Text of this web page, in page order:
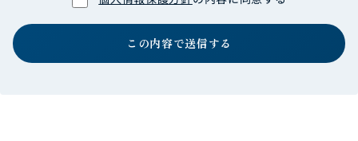
この内容で送信する